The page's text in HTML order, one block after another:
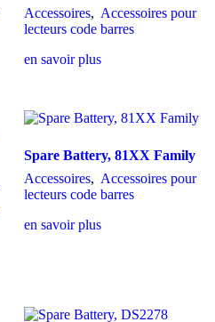
Accessoires, Accessoires pour
lecteurs code barres
en savoir plus
Spare Battery, 81XX Family
Accessoires, Accessoires pour
lecteurs code barres
en savoir plus